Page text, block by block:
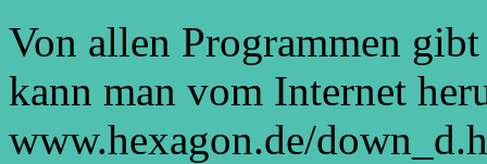
Von allen Programmen
kann man vom Internet
www.hexagon.de/